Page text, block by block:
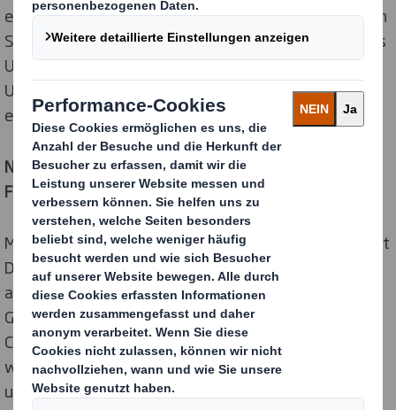
erklärt Thomas Herzog, General Manager des DS Smith
Standortes in Oftringen, das Werteversprechen seines
Unternehmens. „Sei es in Form von
Umsatzsteigerungen am Point of Sale oder
effizienteren Produktions- und Logistikprozessen.
Nicht ohne Caquelon: Weihnachtspromotion für Emmi
Fondue
Mit einer Weihnachtspromotion der besonderen Art hat
DS Smith auf das Original Schweizer Käsefondue
aufmerksam gemacht: Die attraktive
Geschenkverpackung in Form des traditionellen
Caquelon setzt die im Inlay drapierte Fertigmischung
wirkungsvoll und markengerecht in Szene. Entwickelt
und im Digitaldruck gefertigt hat den originellen Eye-